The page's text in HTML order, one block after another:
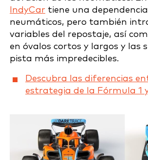
IndyCar tiene una
neumáticos, pero también
variables del repostaje, así
en óvalos cortos y largos y las
pista más impredecibles.
Descubra las diferencias
estrategia de la Fórmula 1